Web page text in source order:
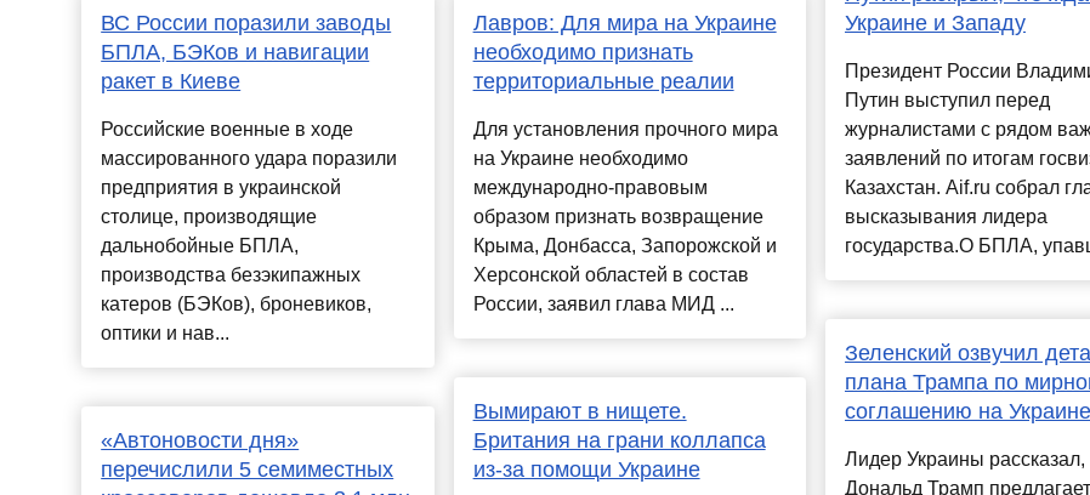
ВС России поразили заводы
БПЛА, БЭКов и навигации
ракет в Киеве
Российские военные в ходе
массированного удара поразили
предприятия в украинской
столице, производящие
дальнобойные БПЛА,
производства безэкипажных
катеров (БЭКов), броневиков,
оптики и нав...
«Автоновости дня»
перечислили 5 семиместных
Лавров: Для мира на Украине
необходимо признать
территориальные реалии
Для установления прочного мира
на Украине необходимо
международно-правовым
образом признать возвращение
Крыма, Донбасса, Запорожской и
Херсонской областей в состав
России, заявил глава МИД ...
Вымирают в нищете.
Британия на грани коллапса
из-за помощи Украине
Украине и Западу
Президент России
Путин выступил перед
журналистами с рядом
заявлений по итогам
Казахстан. Aif.ru собрал
высказывания лидера
государства.О БПЛА,
Зеленский озвучил
плана Трампа по
соглашению на Украине
Лидер Украины рассказал,
Дональд Трамп предлагает